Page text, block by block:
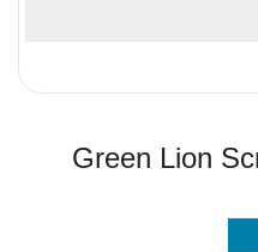
Green Lion